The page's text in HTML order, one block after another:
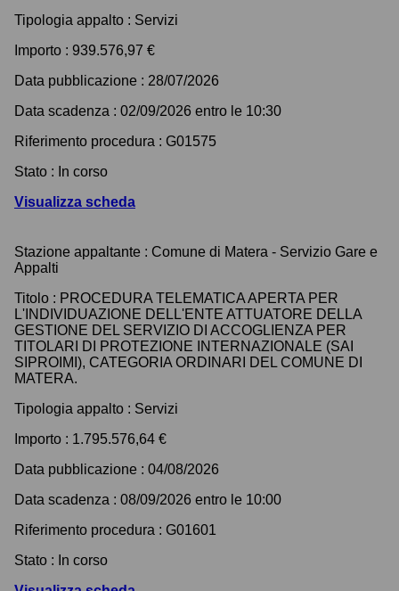
Tipologia appalto : Servizi
Importo : 939.576,97 €
Data pubblicazione : 28/07/2026
Data scadenza : 02/09/2026 entro le 10:30
Riferimento procedura : G01575
Stato : In corso
Visualizza scheda
Stazione appaltante : Comune di Matera - Servizio Gare e
Appalti
Titolo : PROCEDURA TELEMATICA APERTA PER
L'INDIVIDUAZIONE DELL'ENTE ATTUATORE DELLA
GESTIONE DEL SERVIZIO DI ACCOGLIENZA PER
TITOLARI DI PROTEZIONE INTERNAZIONALE (SAI
SIPROIMI), CATEGORIA ORDINARI DEL COMUNE DI
MATERA.
Tipologia appalto : Servizi
Importo : 1.795.576,64 €
Data pubblicazione : 04/08/2026
Data scadenza : 08/09/2026 entro le 10:00
Riferimento procedura : G01601
Stato : In corso